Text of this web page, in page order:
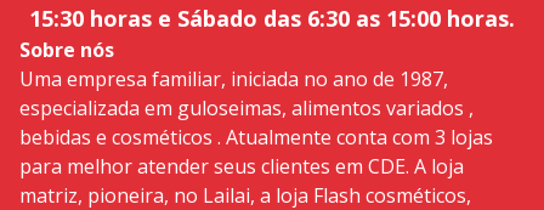
15:30 horas e Sábado das 6:30 as 15:00 horas.
Sobre nós
Uma empresa familiar, iniciada no ano de 1987,
especializada em guloseimas, alimentos variados ,
bebidas e cosméticos . Atualmente conta com 3 lojas
para melhor atender seus clientes em CDE. A loja
matriz, pioneira, no Lailai, a loja Flash cosméticos,